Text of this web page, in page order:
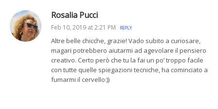
Rosalia Pucci
Feb 10, 2019 at 2:21 PM REPLY
Altre belle chicche, grazie! Vado subito a curiosare,
magari potrebbero aiutarmi ad agevolare il pensiero
creativo. Certo però che tu la fai un po’ troppo facile
con tutte quelle spiegazioni tecniche, ha cominciato a
fumarmi il cervello:))